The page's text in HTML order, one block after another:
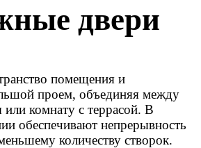
двери
помещения и
проем, объединяя между
комнату с террасой. В
обеспечивают непрерывность
количеству створок.